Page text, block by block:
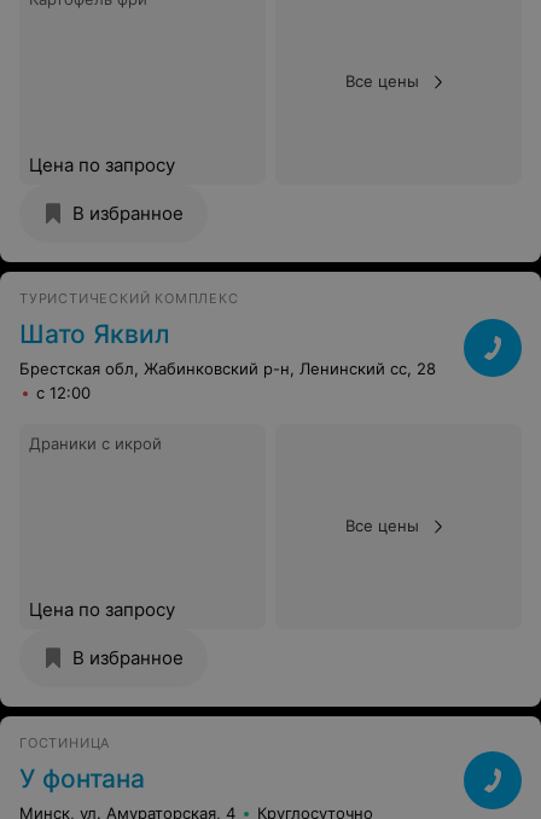
Цена по запросу
Все цены
В избранное
ТУРИСТИЧЕСКИЙ КОМПЛЕКС
Шато Яквил
Брестская обл, Жабинковский р-н, Ленинский сс, 28
с 12:00
Драники с икрой
Цена по запросу
Все цены
В избранное
ГОСТИНИЦА
У фонтана
Минск, ул. Амураторская, 4 Круглосуточно